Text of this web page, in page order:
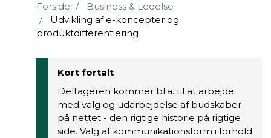
Forside
Business & Ledelse
Udvikling af e-koncepter og
produktdifferentiering
Kort fortalt
Deltageren kommer bl.a. til at arbejde
med valg og udarbejdelse af budskaber
på nettet - den rigtige historie på rigtige
side. Valg af kommunikationsform i forhold